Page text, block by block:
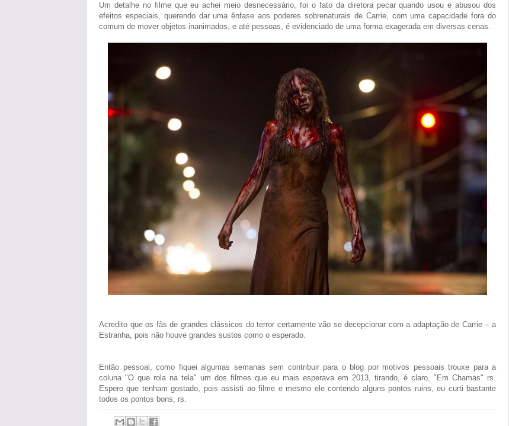
Um detalhe no filme que eu achei meio desnecessário, foi o fato da diretora pecar quando usou e abusou dos
efeitos especiais, querendo dar uma ênfase aos poderes sobrenaturais de Carrie, com uma capacidade fora do
comum de mover objetos inanimados, e até pessoas, é evidenciado de uma forma exagerada em diversas cenas.
Acredito que os fãs de grandes clássicos do terror certamente vão se decepcionar com a adaptação de Carrie – a
Estranha, pois não houve grandes sustos como o esperado.
Então pessoal, como fiquei algumas semanas sem contribuir para o blog por motivos pessoais trouxe para a
coluna "O que rola na tela" um dos filmes que eu mais esperava em 2013, tirando, é claro, "Em Chamas" rs.
Espero que tenham gostado, pois assisti ao filme e mesmo ele contendo alguns pontos ruins, eu curti bastante
todos os pontos bons, rs.